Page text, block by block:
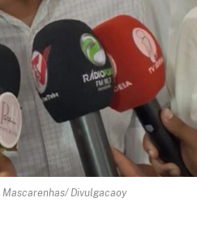
Mascarenhas/ Divulgacaoy